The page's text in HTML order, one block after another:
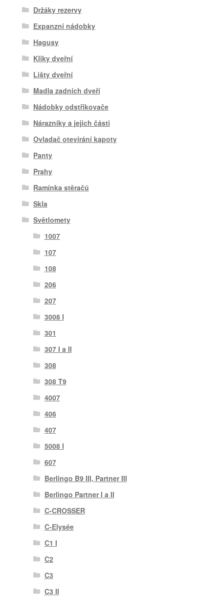
Držáky rezervy
Expanzní nádobky
Hagusy
Kliky dveřní
Lišty dveřní
Madla zadních dveří
Nádobky odstřikovače
Nárazníky a jejich části
Ovladač otevírání kapoty
Panty
Prahy
Ramínka stěračů
Skla
Světlomety
1007
107
108
206
207
3008 I
301
307 I a II
308
308 T9
4007
406
407
5008 I
607
Berlingo B9 III, Partner III
Berlingo Partner I a II
C-CROSSER
C-Elysée
C1 I
C2
C3
C3 II